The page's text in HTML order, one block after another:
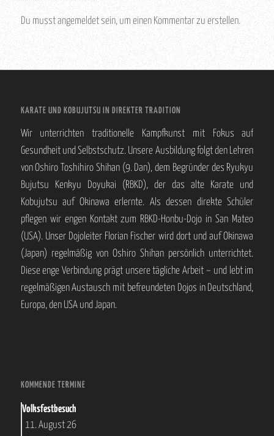
Du musst angemeldet sein, um einen Kommentar zu erstellen.
KARATE UND KOBUJUTSU IN DIREKTER TRADITION
Wir unterrichten traditionelle Kampfkunst mit Fokus auf
Gesundheit und Selbstschutz. Unsere Ausbildung folgt den Lehren
von Oshiro Toshihiro Shihan (9. Dan), dem Begründer des Ryukyu
Bujutsu Kenkyu Doyukai (RBKD), der das alte Karate und
Kobujutsu auf Okinawa erlernte. Als dessen direkte Schüler
pflegen wir engen Kontakt zum RBKD-Honbu-Dojo in San Mateo
(USA). Unser Dojoleiter Florian Fischer wird dort und auf Okinawa
(Japan) regelmäßig von Oshiro Shihan persönlich unterrichtet.
Diese enge Verbindung prägt unsere tägliche Arbeit – und lebt im
regelmäßigen Austausch mit befreundeten Dojos in Deutschland,
Europa, den USA und Japan.
KOMMENDE TERMINE
Volksfestbesuch
11. August 26